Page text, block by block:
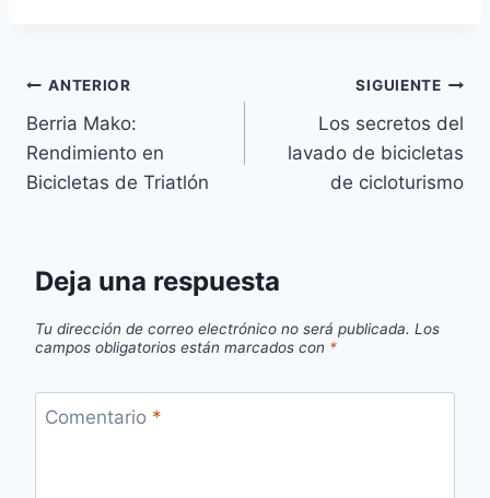
Navegación
de
entradas
ANTERIOR
Berria Mako:
Rendimiento en
Bicicletas de Triatlón
SIGUIENTE
Los secretos del
lavado de bicicletas
de cicloturismo
Deja una respuesta
Tu dirección de correo electrónico no será publicada. Los
campos obligatorios están marcados con *
Comentario *